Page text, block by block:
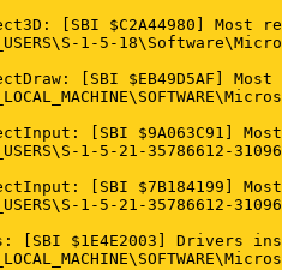
[SBI $C2A44980]
1-5-
[SBI $EB49D5AF]
[SBI $9A063C91]
1-5-21-35786612-
[SBI $7B184199]
1-5-21-35786612-
[SBI $1E4E2003] Drivers